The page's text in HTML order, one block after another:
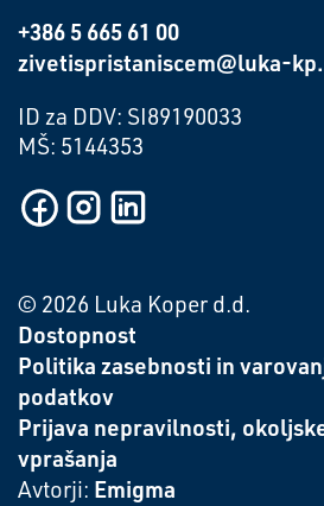
+386 5 665 61 00
zivetispristaniscem@luka-
ID za DDV: SI89190033
MŠ: 5144353
© 2026 Luka Koper d.d.
Dostopnost
Politika zasebnosti in
podatkov
Prijava nepravilnosti,
vprašanja
Avtorji: Emigma